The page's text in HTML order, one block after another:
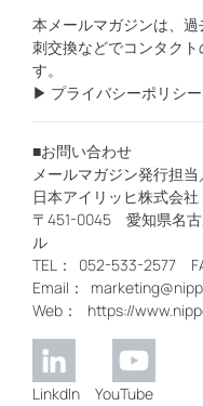
本メールマガジンは、
刺交換などでコンタク
す。
▶ プライバシーポリシ
■お問い合わせ
メールマガジン発行担当
日本アイリッヒ株式会社
〒451-0045 愛知県名
ル
TEL： 052-533-2577
Email：
Web： https://
LinkdIn YouTube